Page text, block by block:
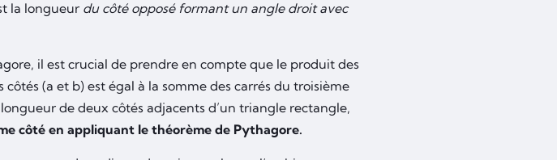
la longueur du côté opposé formant un angle droit avec
il est crucial de prendre en compte que le produit des
(a et b) est égal à la somme des carrés du troisième
de deux côtés adjacents d’un triangle rectangle,
côté en appliquant le théorème de Pythagore.